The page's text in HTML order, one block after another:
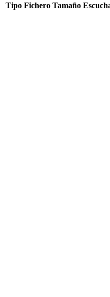
Tipo Fichero Tamaño